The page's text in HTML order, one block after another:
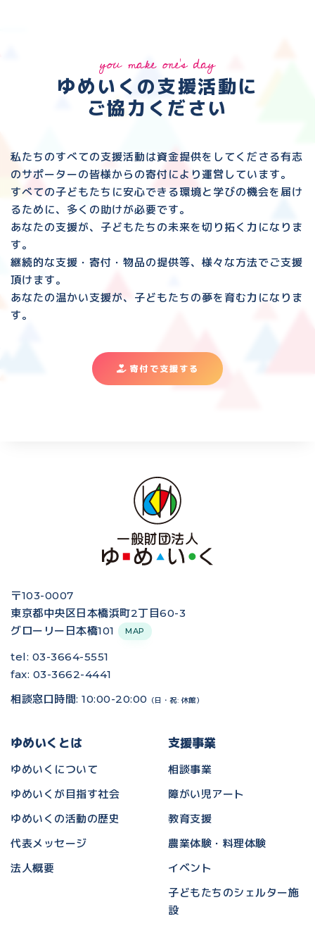
you make one's day
ゆめいくの支援活動に
ご協力ください
私たちのすべての支援活動は資金提供をしてくださる有志
のサポーターの皆様からの寄付により運営しています。
すべての子どもたちに安心できる環境と 学びの機会を届け
るために、多くの助けが必要です。
あなたの支援が、子どもたちの未来を切り拓く力になりま
す。
継続的な支援・寄付・物品の提供等、様々な方法でご支援
頂けます。
あなたの温かい支援が、子どもたちの夢を育む力になりま
す。
寄付で支援する
〒103-0007
東京都中央区日本橋浜町2丁目60-3
グローリー日本橋101
MAP
tel: 03-3664-5551
fax: 03-3662-4441
相談窓口時間: 10:00-20:00
（日・祝: 休館）
ゆめいくとは
ゆめいくについて
ゆめいくが目指す社会
ゆめいくの活動の歴史
代表メッセージ
法人概要
支援事業
相談事業
障がい児アート
教育支援
農業体験・料理体験
イベント
子どもたちのシェルター施
設